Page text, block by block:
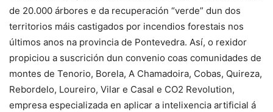
de 20.000 árbores e da recuperación “verde” dun dos
territorios máis castigados por incendios forestais nos
últimos anos na provincia de Pontevedra. Así, o rexidor
propiciou a suscrición dun convenio coas comunidades de
montes de Tenorio, Borela, A Chamadoira, Cobas, Quireza,
Rebordelo, Loureiro, Vilar e Casal e CO2 Revolution,
empresa especializada en aplicar a intelixencia artificial á